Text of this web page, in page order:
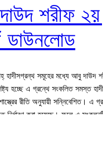
শরীফ ২য়
হাদীসগ্রন্থ সমূহের মধ্যে আবু দাউদ
হচ্ছে এ গ্রন্থে সংকলিত সমস্ত
রীতি অনুযায়ী সন্নিবেশিত। এ
নির্ধারণ করা হয়েছে। ফলে এ